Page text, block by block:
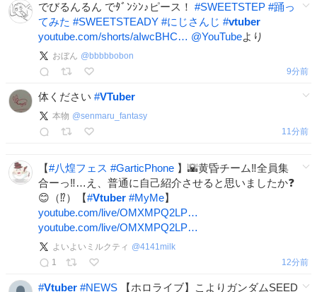
でびるんるん でﾀﾞﾝｼﾝ♪ピース！ #SWEETSTEP #踊っ
てみた #SWEETSTEADY #にじさんじ #vtuber
youtube.com/shorts/aIwcBHC… @YouTubeより
おぼん @bbbbbobon
9分前
体ください #VTuber
本物 @senmaru_fantasy
11分前
【#八煌フェス #GarticPhone 】🌇黄昏チーム‼️全員集
合ーっ‼️…え、普通に自己紹介させると思いましたか❓
😊（⁉️）【#Vtuber #MyMe】
youtube.com/live/OMXMPQ2LP…
youtube.com/live/OMXMPQ2LP…
よいよいミルクティ @4141milk
1
12分前
#Vtuber #NEWS 【ホロライブ】こよりガンダムSEED